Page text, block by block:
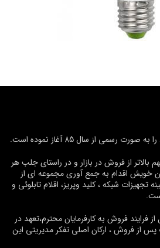
رسمی از سال 85 آغاز نموده است.
از فروش در بازار و در راستای جلب هر
خویش اقدام به جمع آوری مجموعه ای از
تجهیزات شبکه ، کلید وپریز، اقلام تابلوئی و
فرایند فروش به کارفرمایان محترم،تعهد در
پس از فروش ، ارکان اصلی تفکر مدیریتی این